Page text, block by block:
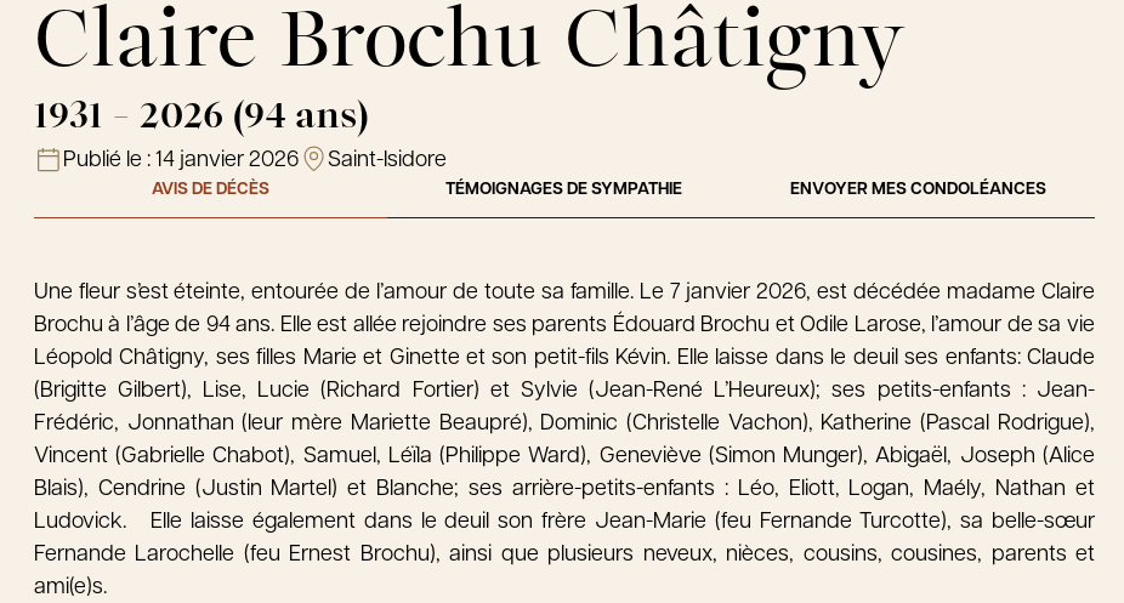
Claire Brochu Châtigny
1931 - 2026 (94 ans)
Publié le : 14 janvier 2026 Saint-Isidore
AVIS DE DÉCÈS TÉMOIGNAGES DE SYMPATHIE ENVOYER MES CONDOLÉANCES
Une fleur s’est éteinte, entourée de l’amour de toute sa famille. Le 7 janvier 2026, est décédée madame Claire
Brochu à l’âge de 94 ans. Elle est allée rejoindre ses parents Édouard Brochu et Odile Larose, l’amour de sa vie
Léopold Châtigny, ses filles Marie et Ginette et son petit-fils Kévin. Elle laisse dans le deuil ses enfants: Claude
(Brigitte Gilbert), Lise, Lucie (Richard Fortier) et Sylvie (Jean-René L’Heureux); ses petits-enfants : Jean-
Frédéric, Jonnathan (leur mère Mariette Beaupré), Dominic (Christelle Vachon), Katherine (Pascal Rodrigue),
Vincent (Gabrielle Chabot), Samuel, Léïla (Philippe Ward), Geneviève (Simon Munger), Abigaël, Joseph (Alice
Blais), Cendrine (Justin Martel) et Blanche; ses arrière-petits-enfants : Léo, Eliott, Logan, Maély, Nathan et
Ludovick. Elle laisse également dans le deuil son frère Jean-Marie (feu Fernande Turcotte), sa belle-sœur
Fernande Larochelle (feu Ernest Brochu), ainsi que plusieurs neveux, nièces, cousins, cousines, parents et
ami(e)s.